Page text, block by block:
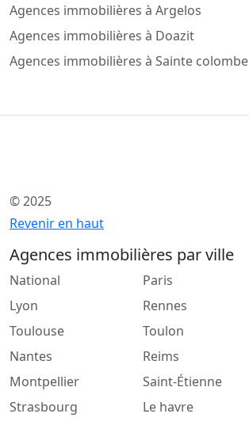
Agences immobilières à Argelos
Agences immobilières à Doazit
Agences immobilières à Sainte colombe
© 2025
Revenir en haut
Agences immobilières par ville
National
Lyon
Toulouse
Nantes
Montpellier
Strasbourg
Paris
Rennes
Toulon
Reims
Saint-Étienne
Le havre